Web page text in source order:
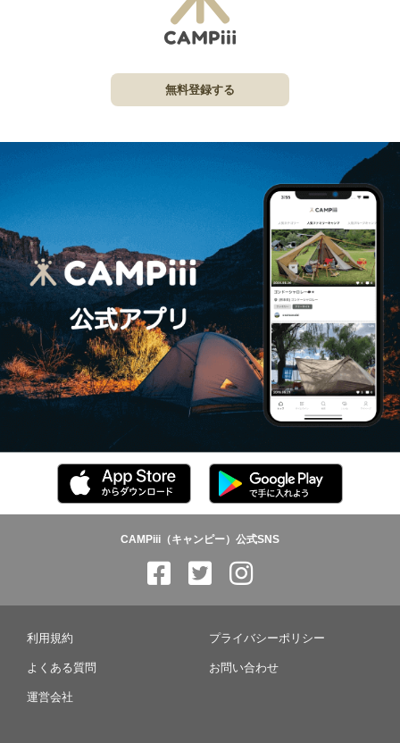
無料登録する
CAMPiii（キャンピー）公式SNS
利用規約 プライバシーポリシー
よくある質問 お問い合わせ
運営会社